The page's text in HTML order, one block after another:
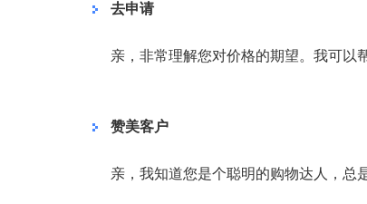
去申请
亲，非常理解您对价格的期望。我可以
赞美客户
亲，我知道您是个聪明的购物达人，总